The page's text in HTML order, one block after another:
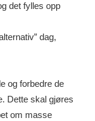
det fylles opp
dag,
og forbedre de
Dette skal gjøres
om masse